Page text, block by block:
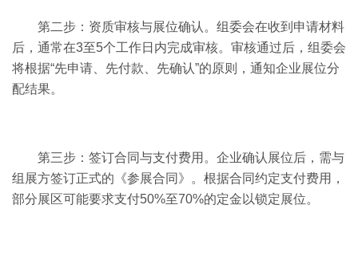
第二步：资质审核与展位确认。组委会在收到申请材料
后，通常在3至5个工作日内完成审核。审核通过后，组委会
将根据“先申请、先付款、先确认”的原则，通知企业展位分
配结果。
第三步：签订合同与支付费用。企业确认展位后，需与
组展方签订正式的《参展合同》。根据合同约定支付费用，
部分展区可能要求支付50%至70%的定金以锁定展位。